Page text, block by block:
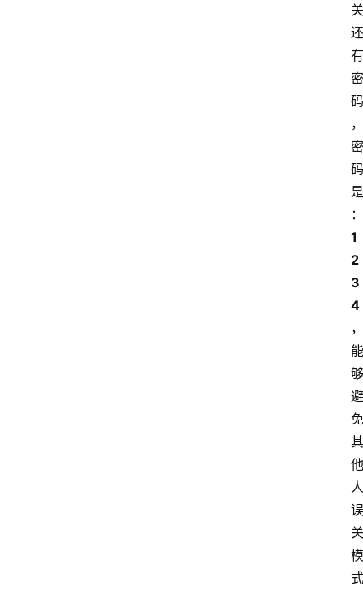
关
还
有
密
码
，
密
码
是
：
1
2
3
4
，
能
够
避
免
其
他
人
误
关
模
式